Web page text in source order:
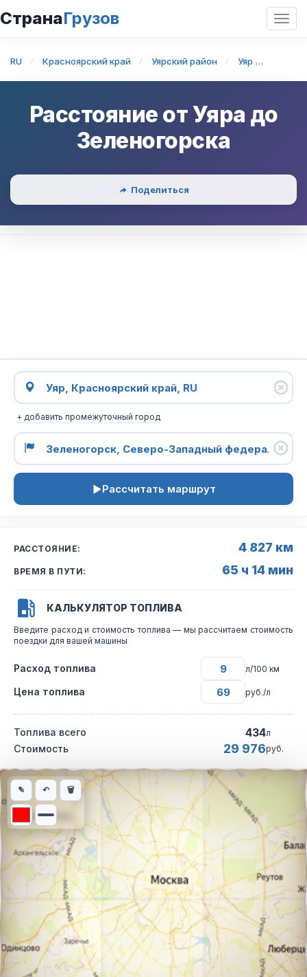
СтранаГрузов
RU Красноярский край Уярский район Уяр
Расстояние отУяра до
Зеленогорска
Поделиться
+ добавить промежуточный город
Рассчитать маршрут
РАССТОЯНИЕ: 4 827 км
ВРЕМЯ В ПУТИ: 65 ч 14 мин
КАЛЬКУЛЯТОР ТОПЛИВА
Введите расход и стоимость топлива — мы рассчитаем стоимость
поездки для вашей машины
Расход топлива л/100 км
Цена топлива руб./л
Топлива всего 434л
Стоимость 29 976руб.
Интерактивная карта автомобильного маршрута из города
✎ ↶ 🗑